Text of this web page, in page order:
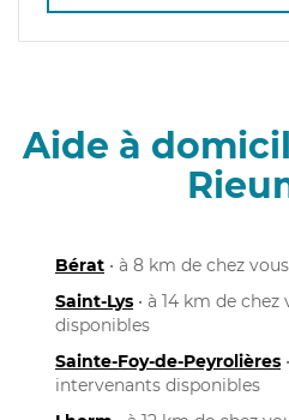
Aide à
Bérat • à 8 km de chez
Saint-Lys • à 14 km de
disponibles
Sainte-Foy-de-Peyrolières
intervenants disponibles